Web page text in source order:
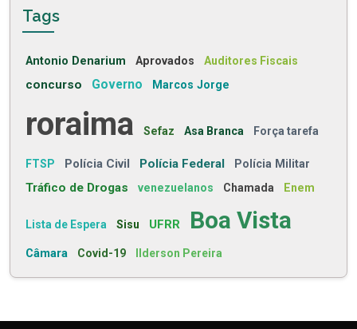
Tags
Antonio Denarium Aprovados Auditores Fiscais
concurso Governo Marcos Jorge
roraima Sefaz Asa Branca Força tarefa
FTSP Polícia Civil Polícia Federal Polícia Militar
Tráfico de Drogas venezuelanos Chamada Enem
Lista de Espera Sisu UFRR Boa Vista
Câmara Covid-19 Ilderson Pereira